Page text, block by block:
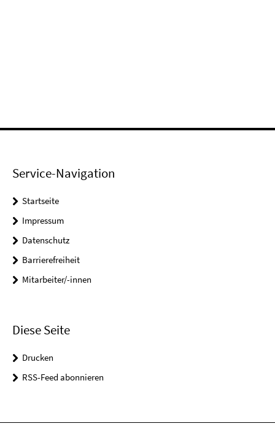
Service-Navigation
Startseite
Impressum
Datenschutz
Barrierefreiheit
Mitarbeiter/-innen
Diese Seite
Drucken
RSS-Feed abonnieren